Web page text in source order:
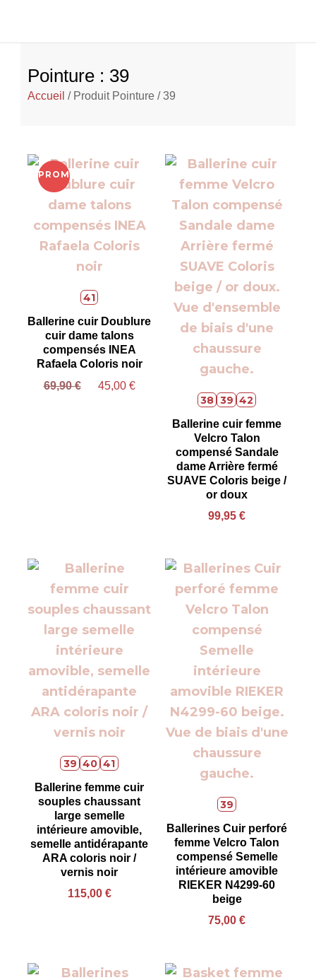
Pointure : 39
Accueil / Produit Pointure / 39
PROMO !
41
Ballerine cuir Doublure
cuir dame talons
compensés INEA
Rafaela Coloris noir
69,90€ 45,00 €
38 39 42
Ballerine cuir femme
Velcro Talon
compensé Sandale
dame Arrière fermé
SUAVE Coloris beige /
or doux
99,95 €
39 40 41
Ballerine femme cuir
souples chaussant
large semelle
intérieure amovible,
semelle antidérapante
ARA coloris noir /
vernis noir
115,00 €
39
Ballerines Cuir perforé
femme Velcro Talon
compensé Semelle
intérieure amovible
RIEKER N4299-60
beige
75,00 €